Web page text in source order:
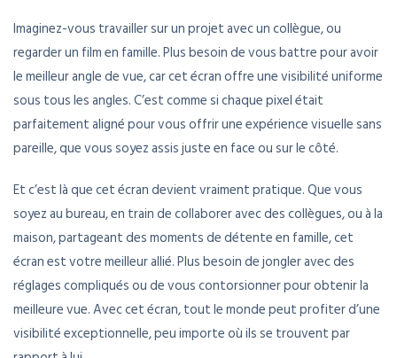
Imaginez-vous travailler sur un projet avec un collègue, ou
regarder un film en famille. Plus besoin de vous battre pour avoir
le meilleur angle de vue, car cet écran offre une visibilité uniforme
sous tous les angles. C’est comme si chaque pixel était
parfaitement aligné pour vous offrir une expérience visuelle sans
pareille, que vous soyez assis juste en face ou sur le côté.
Et c’est là que cet écran devient vraiment pratique. Que vous
soyez au bureau, en train de collaborer avec des collègues, ou à la
maison, partageant des moments de détente en famille, cet
écran est votre meilleur allié. Plus besoin de jongler avec des
réglages compliqués ou de vous contorsionner pour obtenir la
meilleure vue. Avec cet écran, tout le monde peut profiter d’une
visibilité exceptionnelle, peu importe où ils se trouvent par